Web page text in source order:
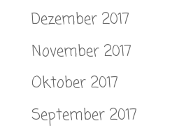
Dezember 2017
November 2017
Oktober 2017
September 2017